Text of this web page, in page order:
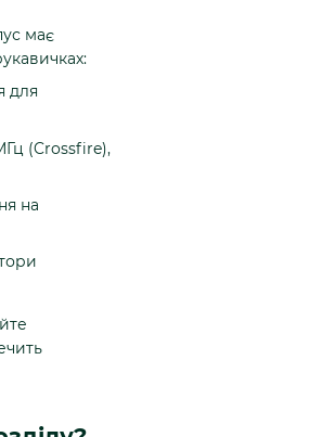
має
для
(Crossfire),
на